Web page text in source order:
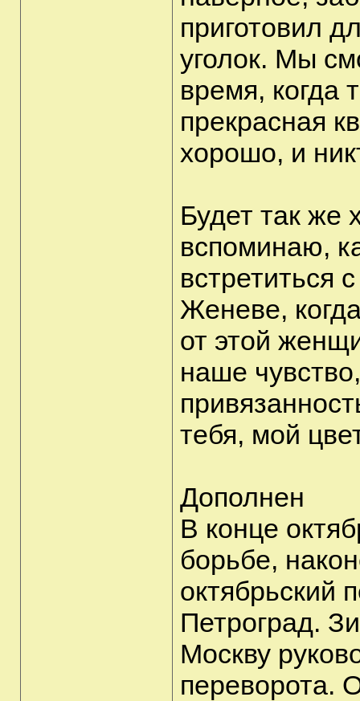
приготовил
уголок. Мы
время, когда
прекрасная
хорошо, и
Будет так же
вспоминаю,
встретиться
Женеве,
от этой
наше
тебя, мой
Дополнен
В конце
борьбе,
октябрьский
Петроград.
Москву
переворота.